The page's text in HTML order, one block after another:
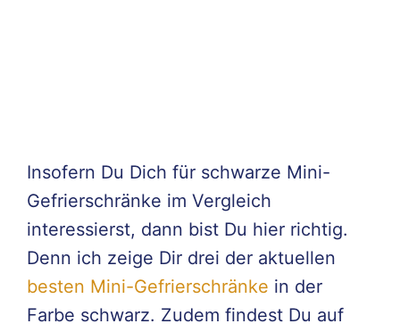
Insofern Du Dich für schwarze Mini-
Gefrierschränke im Vergleich
interessierst, dann bist Du hier richtig.
Denn ich zeige Dir drei der aktuellen
besten Mini-Gefrierschränke in der
Farbe schwarz. Zudem findest Du auf